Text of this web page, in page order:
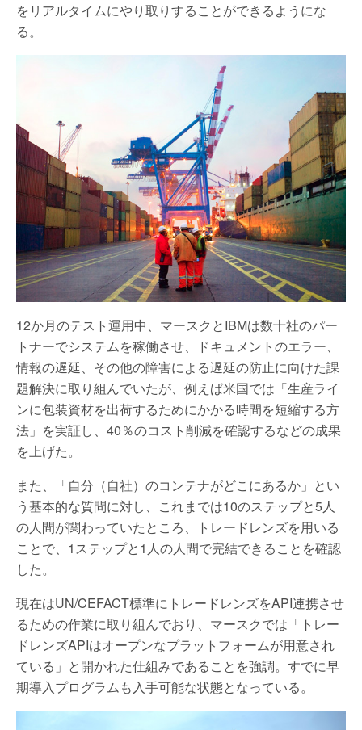
をリアルタイムにやり取りすることができるようにな
る。
12か月のテスト運用中、マースクとIBMは数十社のパー
トナーでシステムを稼働させ、ドキュメントのエラー、
情報の遅延、その他の障害による遅延の防止に向けた課
題解決に取り組んでいたが、例えば米国では「生産ライ
ンに包装資材を出荷するためにかかる時間を短縮する方
法」を実証し、40％のコスト削減を確認するなどの成果
を上げた。
また、「自分（自社）のコンテナがどこにあるか」とい
う基本的な質問に対し、これまでは10のステップと5人
の人間が関わっていたところ、トレードレンズを用いる
ことで、1ステップと1人の人間で完結できることを確認
した。
現在はUN/CEFACT標準にトレードレンズをAPI連携させ
るための作業に取り組んでおり、マースクでは「トレー
ドレンズAPIはオープンなプラットフォームが用意され
ている」と開かれた仕組みであることを強調。すでに早
期導入プログラムも入手可能な状態となっている。